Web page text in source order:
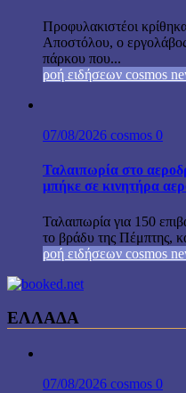
Προφυλακιστέοι
Αποστόλου, ο εργολάβος
πάρκου που...
ροή ειδήσεων cosmos
07/08/2026 cosmos 0
Ταλαιπωρία στο
μπήκε σε κινητήρα
Ταλαιπωρία για 150
το βράδυ της Πέμπτης,
ροή ειδήσεων cosmos
ΕΛΛΑΔΑ
07/08/2026 cosmos 0